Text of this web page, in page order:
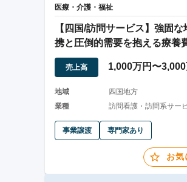
医療・介護・福祉
【四国/訪問サービス】強固な
携と圧倒的需要を抱える療養
スの安定事業
売上高 1,000万円〜3,000
地域
四国地方
業種
訪問看護・訪問系サー
事業譲渡 専門家あり
お気